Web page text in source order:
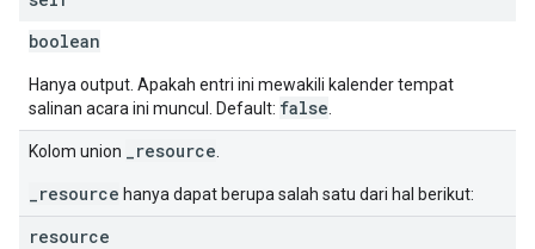
boolean
Hanya output. Apakah entri ini mewakili kalender tempat
salinan acara ini muncul. Default: false
Kolom union _resource
_resource hanya dapat berupa salah satu dari hal berikut:
resource